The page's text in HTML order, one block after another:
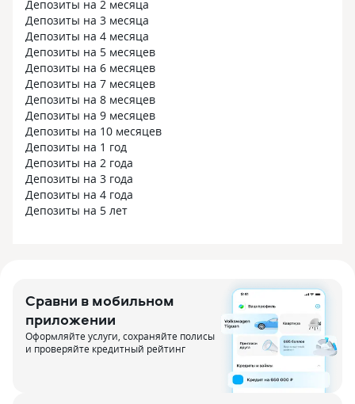
Депозиты на 2 месяца
Депозиты на 3 месяца
Депозиты на 4 месяца
Депозиты на 5 месяцев
Депозиты на 6 месяцев
Депозиты на 7 месяцев
Депозиты на 8 месяцев
Депозиты на 9 месяцев
Депозиты на 10 месяцев
Депозиты на 1 год
Депозиты на 2 года
Депозиты на 3 года
Депозиты на 4 года
Депозиты на 5 лет
Сравни в мобильном
приложении
Оформляйте услуги, сохраняйте полисы
и проверяйте кредитный рейтинг